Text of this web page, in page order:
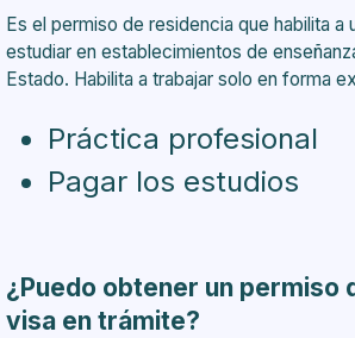
Es el permiso de residencia que habilita a
estudiar en establecimientos de
Estado. Habilita a trabajar solo en forma
Práctica profesional
Pagar los estudios
¿Puedo obtener un permiso
visa en trámite?